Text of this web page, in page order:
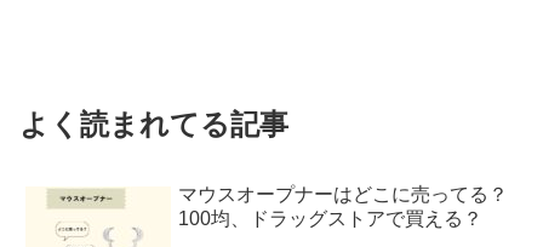
よく読まれてる記事
マウスオープナーはどこに売ってる？
100均、ドラッグストアで買える？